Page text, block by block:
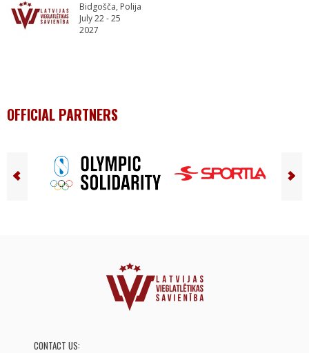
Bidgošča, Polija
July 22 - 25
2027
OFFICIAL PARTNERS
CONTACT US: